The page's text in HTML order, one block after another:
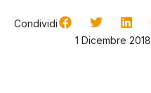
Condividi
1 Dicembre 2018